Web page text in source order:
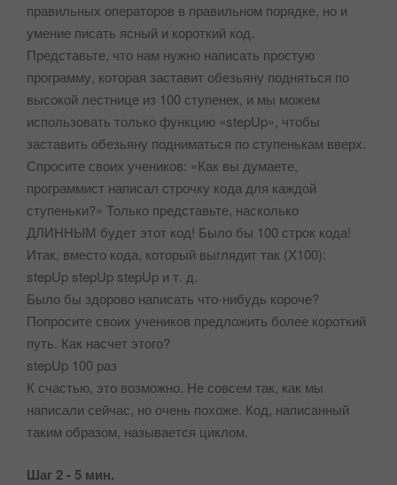
правильных операторов в правильном порядке, но и
умение писать ясный и короткий код.
Представьте, что нам нужно написать простую
программу, которая заставит обезьяну подняться по
высокой лестнице из 100 ступенек, и мы можем
использовать только функцию «stepUp», чтобы
заставить обезьяну подниматься по ступенькам вверх.
Спросите своих учеников: «Как вы думаете,
программист написал строчку кода для каждой
ступеньки?» Только представьте, насколько
ДЛИННЫМ будет этот код! Было бы 100 строк кода!
Итак, вместо кода, который выглядит так (X100):
stepUp stepUp stepUp и т. д.
Было бы здорово написать что-нибудь короче?
Попросите своих учеников предложить более короткий
путь. Как насчет этого?
stepUp 100 раз
К счастью, это возможно. Не совсем так, как мы
написали сейчас, но очень похоже. Код, написанный
таким образом, называется циклом.
Шаг 2 - 5 мин.